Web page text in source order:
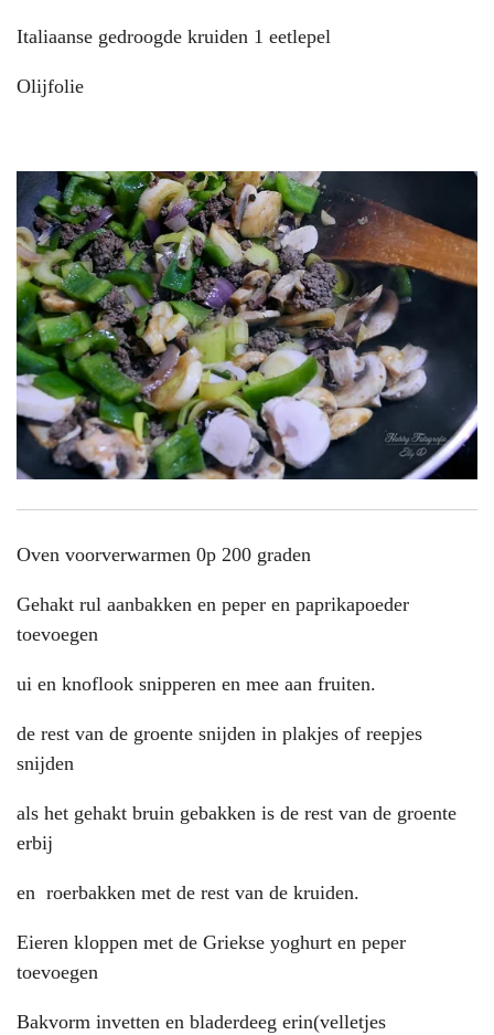
Italiaanse gedroogde kruiden 1 eetlepel
Olijfolie
Oven voorverwarmen 0p 200 graden
Gehakt rul aanbakken en peper en paprikapoeder
toevoegen
ui en knoflook snipperen en mee aan fruiten.
de rest van de groente snijden in plakjes of reepjes
snijden
als het gehakt bruin gebakken is de rest van de groente
erbij
en roerbakken met de rest van de kruiden.
Eieren kloppen met de Griekse yoghurt en peper
toevoegen
Bakvorm invetten en bladerdeeg erin(velletjes